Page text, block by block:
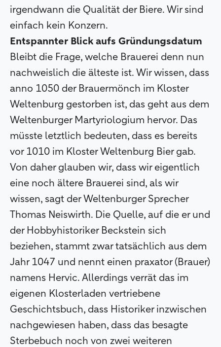
irgendwann die Qualität der Biere. Wir sind
einfach kein Konzern.
Entspannter Blick aufs Gründungsdatum
Bleibt die Frage, welche Brauerei denn nun
nachweislich die älteste ist. Wir wissen, dass
anno 1050 der Brauermönch im Kloster
Weltenburg gestorben ist, das geht aus dem
Weltenburger Martyriologium hervor. Das
müsste letztlich bedeuten, dass es bereits
vor 1010 im Kloster Weltenburg Bier gab.
Von daher glauben wir, dass wir eigentlich
eine noch ältere Brauerei sind, als wir
wissen, sagt der Weltenburger Sprecher
Thomas Neiswirth. Die Quelle, auf die er und
der Hobbyhistoriker Beckstein sich
beziehen, stammt zwar tatsächlich aus dem
Jahr 1047 und nennt einen praxator (Brauer)
namens Hervic. Allerdings verrät das im
eigenen Klosterladen vertriebene
Geschichtsbuch, dass Historiker inzwischen
nachgewiesen haben, dass das besagte
Sterbebuch noch von zwei weiteren